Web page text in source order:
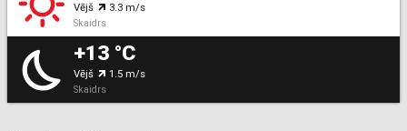
Vējš 3.3 m/s
Skaidrs
+13 °C
Vējš 1.5 m/s
Skaidrs